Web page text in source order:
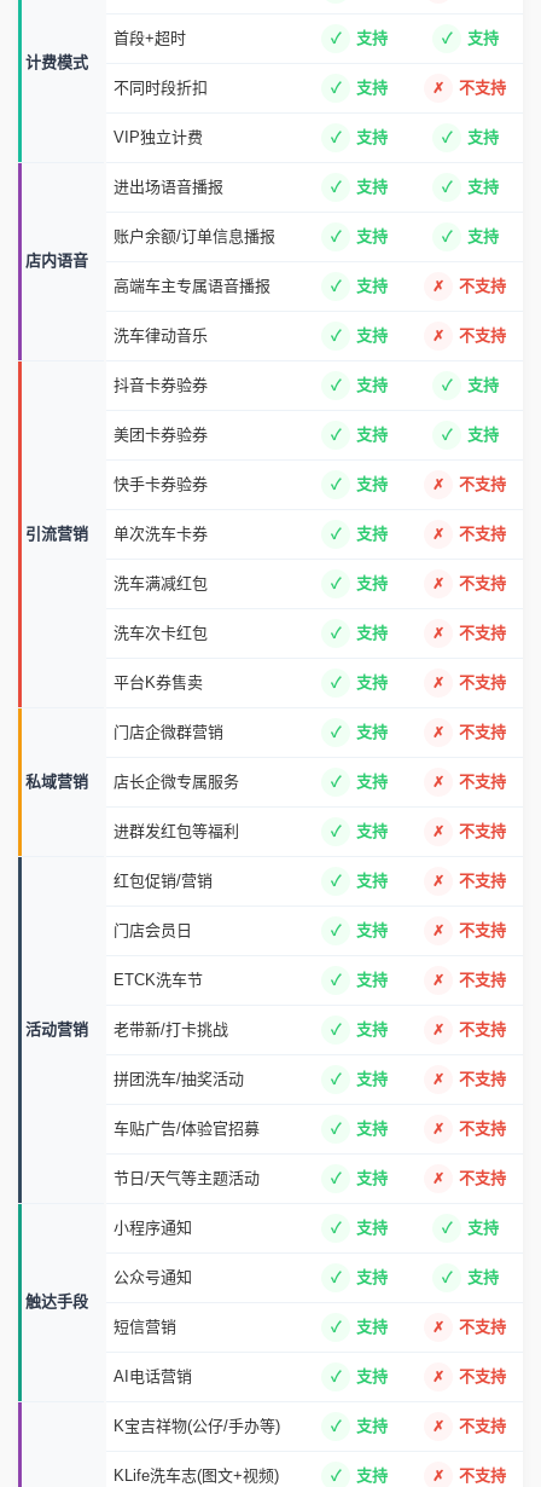
计费模式
首段+超时 支持 支持
不同时段折扣 支持 不支持
VIP独立计费 支持 支持
店内语音
进出场语音播报 支持 支持
账户余额/订单信息播报 支持 支持
高端车主专属语音播报 支持 不支持
洗车律动音乐 支持 不支持
引流营销
抖音卡券验券 支持 支持
美团卡券验券 支持 支持
快手卡券验券 支持 不支持
单次洗车卡券 支持 不支持
洗车满减红包 支持 不支持
洗车次卡红包 支持 不支持
平台K券售卖 支持 不支持
私域营销
门店企微群营销 支持 不支持
店长企微专属服务 支持 不支持
进群发红包等福利 支持 不支持
活动营销
红包促销/营销 支持 不支持
门店会员日 支持 不支持
ETCK洗车节 支持 不支持
老带新/打卡挑战 支持 不支持
拼团洗车/抽奖活动 支持 不支持
车贴广告/体验官招募 支持 不支持
节日/天气等主题活动 支持 不支持
触达手段
小程序通知 支持 支持
公众号通知 支持 支持
短信营销 支持 不支持
AI电话营销 支持 不支持
K宝吉祥物(公仔/手办等) 支持 不支持
KLife洗车志(图文+视频) 支持 不支持